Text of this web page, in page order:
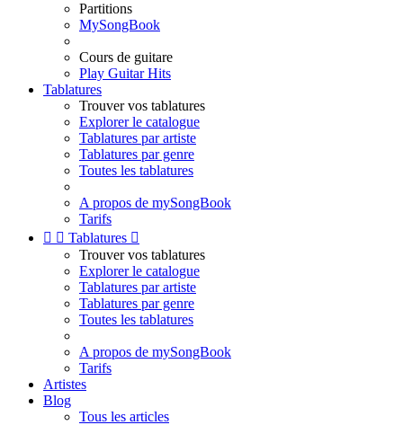
Partitions
MySongBook
Cours de guitare
Play Guitar Hits
Tablatures
Trouver vos tablatures
Explorer le catalogue
Tablatures par artiste
Tablatures par genre
Toutes les tablatures
A propos de mySongBook
Tarifs
  Tablatures 
Trouver vos tablatures
Explorer le catalogue
Tablatures par artiste
Tablatures par genre
Toutes les tablatures
A propos de mySongBook
Tarifs
Artistes
Blog
Tous les articles